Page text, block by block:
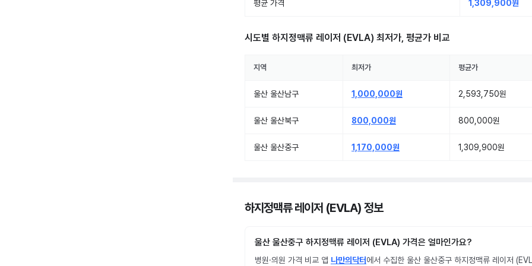
평균 가격 1,309,900원
시도별 하지정맥류 레이저 (EVLA) 최저가, 평균가 비교
지역 최저가 평균가
울산 울산남구 1,000,000원 2,593,750원
울산 울산북구 800,000원 800,000원
울산 울산중구 1,170,000원 1,309,900원
하지정맥류 레이저 (EVLA) 정보
울산 울산중구 하지정맥류 레이저 (EVLA) 가격은 얼마인가요?
병원·의원 가격 비교 앱 나만의닥터에서 수집한 울산 울산중구 하지정맥류 레이저